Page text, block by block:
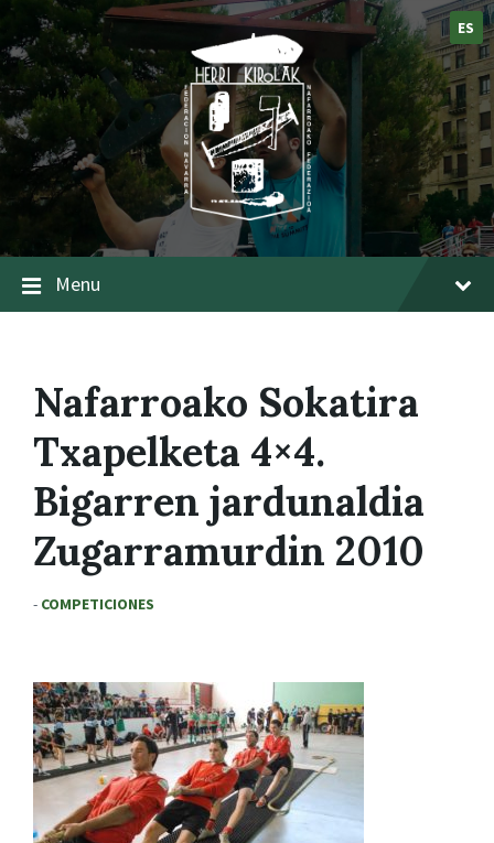
ES
Menu
Nafarroako Sokatira
Txapelketa 4×4.
Bigarren jardunaldia
Zugarramurdin 2010
- COMPETICIONES